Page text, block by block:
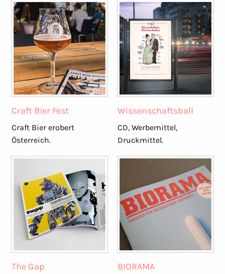
Craft Bier Fest
Craft Bier erobert
Österreich.
Wissenschaftsball
CD, Werbemittel,
Druckmittel.
The Gap BIORAMA